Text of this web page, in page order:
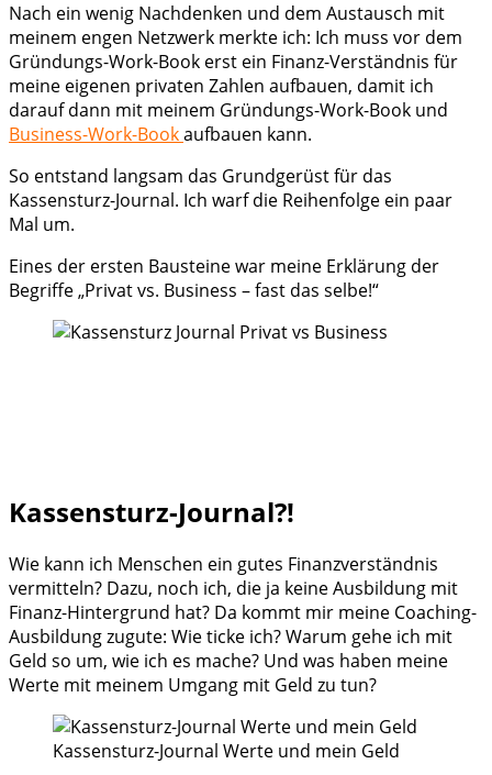
Nach ein wenig Nachdenken und dem Austausch mit
meinem engen Netzwerk merkte ich: Ich muss vor dem
Gründungs-Work-Book erst ein Finanz-Verständnis für
meine eigenen privaten Zahlen aufbauen, damit ich
darauf dann mit meinem Gründungs-Work-Book und
Business-Work-Bookaufbauen kann.
So entstand langsam das Grundgerüst für das
Kassensturz-Journal. Ich warf die Reihenfolge ein paar
Mal um.
Eines der ersten Bausteine war meine Erklärung der
Begriffe „Privat vs. Business – fast das selbe!“
Kassensturz-Journal?!
Wie kann ich Menschen ein gutes Finanzverständnis
vermitteln? Dazu, noch ich, die ja keine Ausbildung mit
Finanz-Hintergrund hat? Da kommt mir meine Coaching-
Ausbildung zugute: Wie ticke ich? Warum gehe ich mit
Geld so um, wie ich es mache? Und was haben meine
Werte mit meinem Umgang mit Geld zu tun?
Kassensturz-Journal Werte und mein Geld